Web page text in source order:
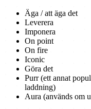
Äga / att äga det
Leverera
Imponera
On point
On fire
Iconic
Göra det
Purr (ett annat
laddning)
Aura (används om